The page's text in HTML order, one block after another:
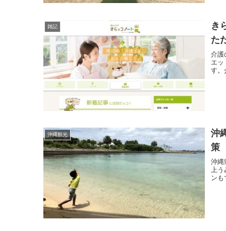
雑記
き
た
介護
エッ
す。
沖縄観光
沖
策
沖縄
上う
ンも